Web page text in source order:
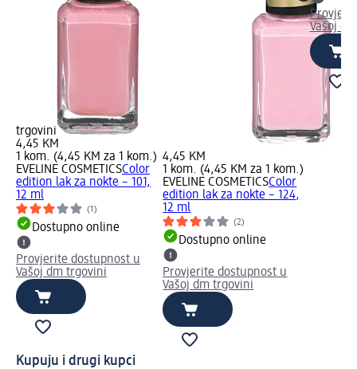
trgovini
4,45 KM
1 kom. (4,45 KM za 1 kom.)
EVELINE COSMETICSColor
edition lak za nokte – 101,
12 ml
(1)
Dostupno online
Provjerite dostupnost u
Vašoj dm trgovini
4,45 KM
1 kom. (4,45 KM za 1 kom.)
EVELINE COSMETICSColor
edition lak za nokte – 124,
12 ml
(2)
Dostupno online
Provjerite dostupnost u
Vašoj dm trgovini
Vašoj
Kupuju i drugi kupci